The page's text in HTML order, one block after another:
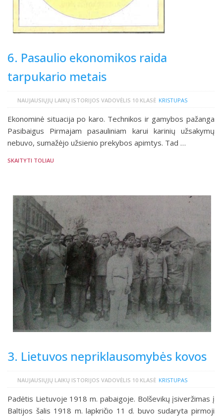
6. Pasaulio ekonomikos raida
tarpukario metais
NAUJAUSIŲJŲ LAIKŲ ISTORIJOS VADOVĖLIS 10 KLASĖ KRISTUPAS
Ekonominė situacija po karo. Technikos ir gamybos pažanga
Pasibaigus Pirmajam pasauliniam karui karinių užsakymų
nebuvo, sumažėjo užsienio prekybos apimtys. Tad …
SKAITYTI TOLIAU
3. Lietuvos nepriklausomybės kovos
NAUJAUSIŲJŲ LAIKŲ ISTORIJOS VADOVĖLIS 10 KLASĖ KRISTUPAS
Padėtis Lietuvoje 1918 m. pabaigoje. Bolševikų įsiveržimas į
Baltijos šalis 1918 m. lapkričio 11 d. buvo sudaryta pirmoji